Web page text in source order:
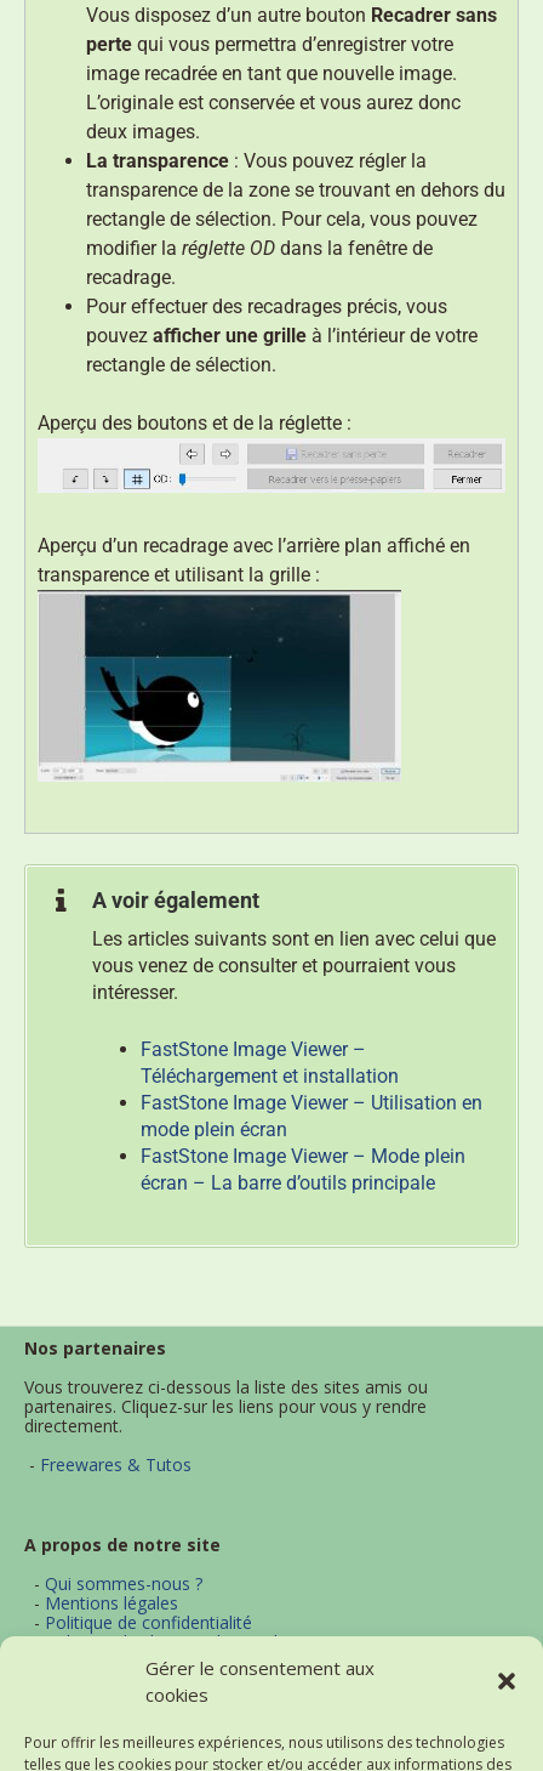
Gérer le consentement aux
cookies
Pour offrir les meilleures expériences, nous utilisons des technologies
telles que les cookies pour stocker et/ou accéder aux informations des
Vous disposez d’un autre bouton Recadrer sans
perte qui vous permettra d’enregistrer votre
image recadrée en tant que nouvelle image.
L’originale est conservée et vous aurez donc
deux images.
La transparence : Vous pouvez régler la
transparence de la zone se trouvant en dehors du
rectangle de sélection. Pour cela, vous pouvez
modifier la réglette OD dans la fenêtre de
recadrage.
Pour effectuer des recadrages précis, vous
pouvez afficher une grille à l’intérieur de votre
rectangle de sélection.
Aperçu des boutons et de la réglette :
Aperçu d’un recadrage avec l’arrière plan affiché en
transparence et utilisant la grille :
A voir également
Les articles suivants sont en lien avec celui que
vous venez de consulter et pourraient vous
intéresser.
FastStone Image Viewer –
Téléchargement et installation
FastStone Image Viewer – Utilisation en
mode plein écran
FastStone Image Viewer – Mode plein
écran – La barre d’outils principale
Nos partenaires
Vous trouverez ci-dessous la liste des sites amis ou
partenaires. Cliquez-sur les liens pour vous y rendre
directement.
- Freewares & Tutos
A propos de notre site
- Qui sommes-nous ?
- Mentions légales
- Politique de confidentialité
-Politique d'utilisation des cookies